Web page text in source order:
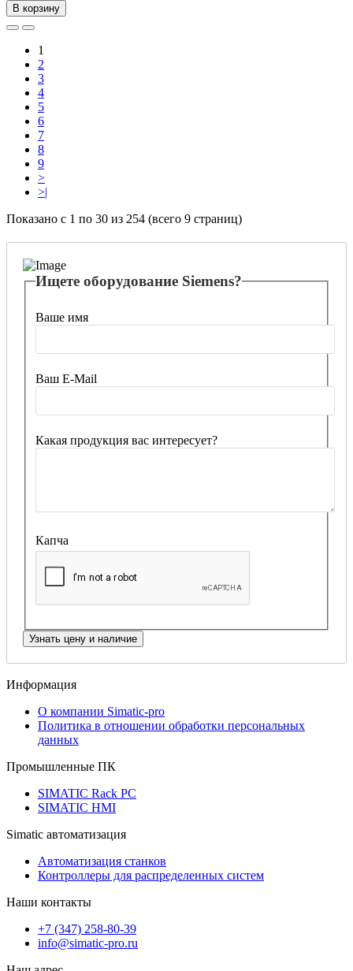
В корзину
1
2
3
4
5
6
7
8
9
>
>|
Показано с 1 по 30 из 254 (всего 9 страниц)
Ищете оборудование Siemens?
Ваше имя
Ваш E-Mail
Какая продукция вас интересует?
Капча
Информация
О компании Simatic-pro
Политика в отношении обработки персональных
данных
Промышленные ПК
SIMATIC Rack PC
SIMATIC HMI
Simatic автоматизация
Автоматизация станков
Контроллеры для распределенных систем
Наши контакты
+7 (347) 258-80-39
info@simatic-pro.ru